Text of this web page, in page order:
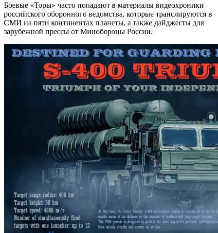
Боевые «Торы» часто попадают в материалы видеохроники
российского оборонного ведомства, которые транслируются в
СМИ на пяти континентах планеты, а также дайджесты для
зарубежной прессы от Минобороны России.